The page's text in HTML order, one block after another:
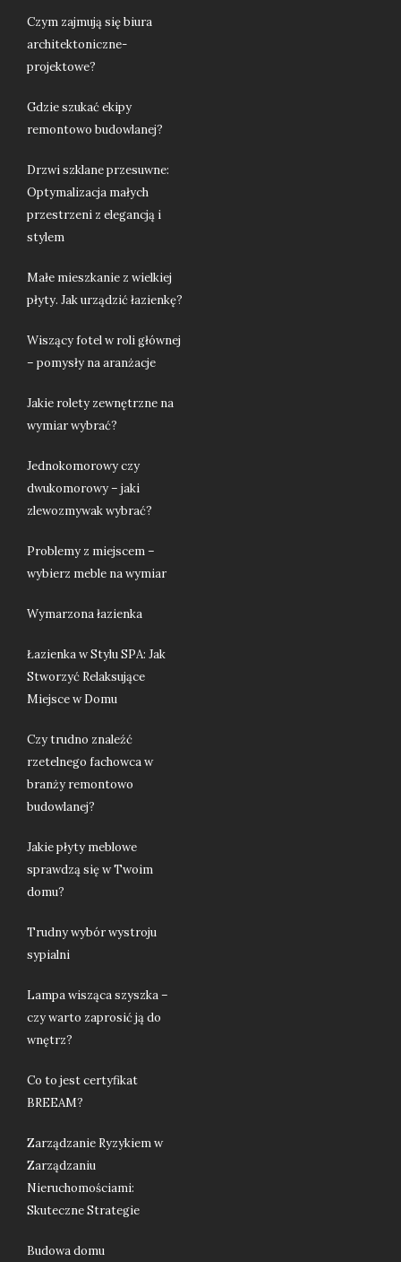
Czym zajmują się biura
architektoniczne-
projektowe?
Gdzie szukać ekipy
remontowo budowlanej?
Drzwi szklane przesuwne:
Optymalizacja małych
przestrzeni z elegancją i
stylem
Małe mieszkanie z wielkiej
płyty. Jak urządzić łazienkę?
Wiszący fotel w roli głównej
– pomysły na aranżacje
Jakie rolety zewnętrzne na
wymiar wybrać?
Jednokomorowy czy
dwukomorowy – jaki
zlewozmywak wybrać?
Problemy z miejscem –
wybierz meble na wymiar
Wymarzona łazienka
Łazienka w Stylu SPA: Jak
Stworzyć Relaksujące
Miejsce w Domu
Czy trudno znaleźć
rzetelnego fachowca w
branży remontowo
budowlanej?
Jakie płyty meblowe
sprawdzą się w Twoim
domu?
Trudny wybór wystroju
sypialni
Lampa wisząca szyszka –
czy warto zaprosić ją do
wnętrz?
Co to jest certyfikat
BREEAM?
Zarządzanie Ryzykiem w
Zarządzaniu
Nieruchomościami:
Skuteczne Strategie
Budowa domu